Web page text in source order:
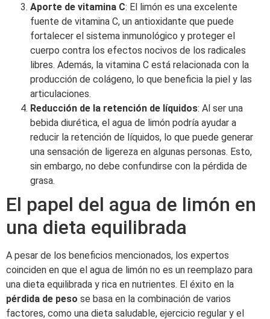
Aporte de vitamina C: El limón es una excelente
fuente de vitamina C, un antioxidante que puede
fortalecer el sistema inmunológico y proteger el
cuerpo contra los efectos nocivos de los radicales
libres. Además, la vitamina C está relacionada con la
producción de colágeno, lo que beneficia la piel y las
articulaciones.
Reducción de la retención de líquidos: Al ser una
bebida diurética, el agua de limón podría ayudar a
reducir la retención de líquidos, lo que puede generar
una sensación de ligereza en algunas personas. Esto,
sin embargo, no debe confundirse con la pérdida de
grasa.
El papel del agua de limón en
una dieta equilibrada
A pesar de los beneficios mencionados, los expertos
coinciden en que el agua de limón no es un reemplazo para
una dieta equilibrada y rica en nutrientes. El éxito en la
pérdida de peso se basa en la combinación de varios
factores, como una dieta saludable, ejercicio regular y el